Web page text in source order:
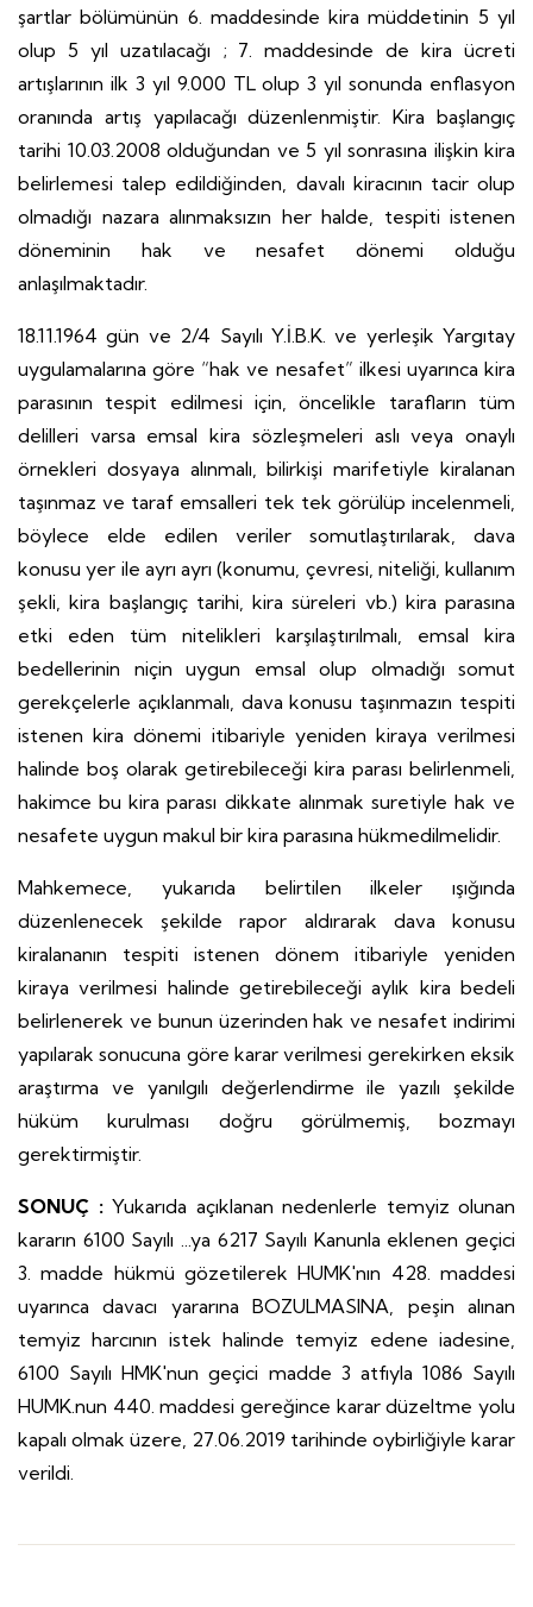
şartlar bölümünün 6. maddesinde kira müddetinin 5 yıl
olup 5 yıl uzatılacağı ; 7. maddesinde de kira ücreti
artışlarının ilk 3 yıl 9.000 TL olup 3 yıl sonunda enflasyon
oranında artış yapılacağı düzenlenmiştir. Kira başlangıç
tarihi 10.03.2008 olduğundan ve 5 yıl sonrasına ilişkin kira
belirlemesi talep edildiğinden, davalı kiracının tacir olup
olmadığı nazara alınmaksızın her halde, tespiti istenen
döneminin hak ve nesafet dönemi olduğu
anlaşılmaktadır.
18.11.1964 gün ve 2/4 Sayılı Y.İ.B.K. ve yerleşik Yargıtay
uygulamalarına göre “hak ve nesafet” ilkesi uyarınca kira
parasının tespit edilmesi için, öncelikle tarafların tüm
delilleri varsa emsal kira sözleşmeleri aslı veya onaylı
örnekleri dosyaya alınmalı, bilirkişi marifetiyle kiralanan
taşınmaz ve taraf emsalleri tek tek görülüp incelenmeli,
böylece elde edilen veriler somutlaştırılarak, dava
konusu yer ile ayrı ayrı (konumu, çevresi, niteliği, kullanım
şekli, kira başlangıç tarihi, kira süreleri vb.) kira parasına
etki eden tüm nitelikleri karşılaştırılmalı, emsal kira
bedellerinin niçin uygun emsal olup olmadığı somut
gerekçelerle açıklanmalı, dava konusu taşınmazın tespiti
istenen kira dönemi itibariyle yeniden kiraya verilmesi
halinde boş olarak getirebileceği kira parası belirlenmeli,
hakimce bu kira parası dikkate alınmak suretiyle hak ve
nesafete uygun makul bir kira parasına hükmedilmelidir.
Mahkemece, yukarıda belirtilen ilkeler ışığında
düzenlenecek şekilde rapor aldırarak dava konusu
kiralananın tespiti istenen dönem itibariyle yeniden
kiraya verilmesi halinde getirebileceği aylık kira bedeli
belirlenerek ve bunun üzerinden hak ve nesafet indirimi
yapılarak sonucuna göre karar verilmesi gerekirken eksik
araştırma ve yanılgılı değerlendirme ile yazılı şekilde
hüküm kurulması doğru görülmemiş, bozmayı
gerektirmiştir.
SONUÇ : Yukarıda açıklanan nedenlerle temyiz olunan
kararın 6100 Sayılı ...ya 6217 Sayılı Kanunla eklenen geçici
3. madde hükmü gözetilerek HUMK'nın 428. maddesi
uyarınca davacı yararına BOZULMASINA, peşin alınan
temyiz harcının istek halinde temyiz edene iadesine,
6100 Sayılı HMK'nun geçici madde 3 atfıyla 1086 Sayılı
HUMK.nun 440. maddesi gereğince karar düzeltme yolu
kapalı olmak üzere, 27.06.2019 tarihinde oybirliğiyle karar
verildi.